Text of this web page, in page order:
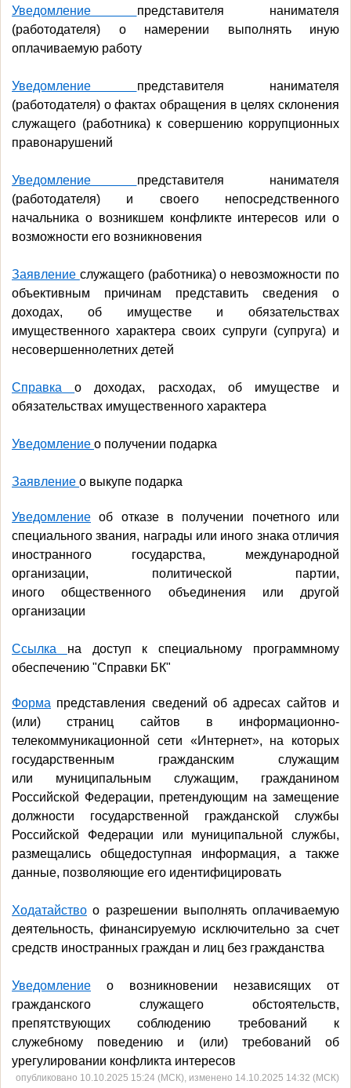
Уведомление представителя нанимателя
(работодателя) о намерении выполнять иную
оплачиваемую работу
Уведомление представителя нанимателя
(работодателя) о фактах обращения в целях склонения
служащего (работника) к совершению коррупционных
правонарушений
Уведомление представителя нанимателя
(работодателя) и своего непосредственного
начальника о возникшем конфликте интересов или о
возможности его возникновения
Заявление служащего (работника) о невозможности по
объективным причинам представить сведения о
доходах, об имуществе и обязательствах
имущественного характера своих супруги (супруга) и
несовершеннолетних детей
Справкао доходах, расходах, об имуществе и
обязательствах имущественного характера
Уведомление о получении подарка
Заявление о выкупе подарка
Уведомление
об отказе в получении почетного или
специального звания, награды или иного знака отличия
иностранного государства, международной
организации, политической партии,
иногообщественного объединения или другой
организации
Ссылка на доступ к специальному программному
обеспечению "Справки БК"
Форма представления сведений об адресах сайтов и
(или) страниц сайтов в информационно-
телекоммуникационной сети «Интернет», на которых
государственным гражданским служащим
или муниципальным служащим, гражданином
Российской Федерации, претендующим на замещение
должности государственной гражданской службы
Российской Федерации или муниципальной службы,
размещались общедоступная информация, а также
данные, позволяющие его идентифицировать
Ходатайство о разрешении выполнять оплачиваемую
деятельность, финансируемую исключительно за счет
средств иностранных граждан и лиц без гражданства
Уведомление
о возникновении независящих от
гражданского служащего обстоятельств,
препятствующих соблюдению требований к
служебному поведению и (или) требований об
урегулировании конфликта интересов
опубликовано 10.10.2025 15:24 (МСК), изменено 14.10.2025 14:32 (МСК)